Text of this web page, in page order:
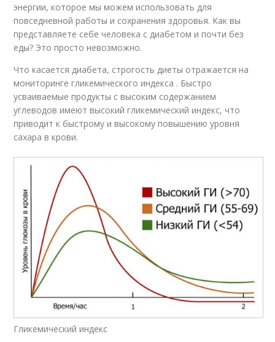
энергии, которое мы можем использовать для
повседневной работы и сохранения здоровья. Как вы
представляете себе человека с диабетом и почти без
еды? Это просто невозможно.
Что касается диабета, строгость диеты отражается на
мониторинге гликемического индекса . Быстро
усваиваемые продукты с высоким содержанием
углеводов имеют высокий гликемический индекс, что
приводит к быстрому и высокому повышению уровня
сахара в крови.
Гликемический индекс